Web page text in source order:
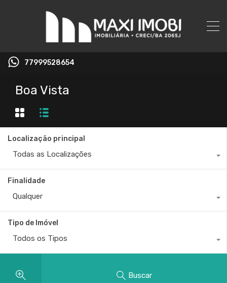
77999528654
Boa Vista
Localização principal
Todas as Localizações
Finalidade
Qualquer
Tipo de Imóvel
Todos os Tipos
Buscar